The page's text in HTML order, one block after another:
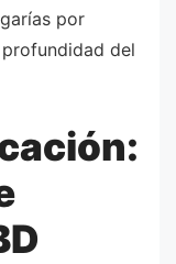
por
del